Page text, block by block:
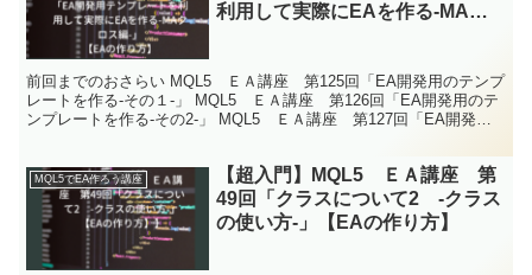
利用して実際にEAを作る-MAク
前回までのおさらい MQL5 ＥＡ講座 第125回「EA開発用のテンプ
レートを作る-その１-」 MQL5 ＥＡ講座 第126回「EA開発用のテ
ンプレートを作る-その2-」 MQL5 ＥＡ講座 第127回「EA開発用
MQL5でEA作ろう講座
【超入門】MQL5 ＥＡ講座 第
49回「クラスについて2 -クラス
の使い方-」【EAの作り方】